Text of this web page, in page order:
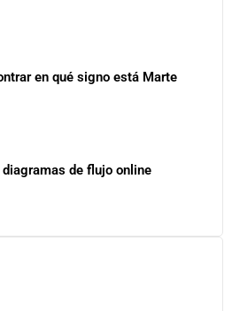
en qué signo está Marte
de flujo online